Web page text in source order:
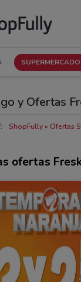
y Ofertas
ShopFully Ofertas
ofertas